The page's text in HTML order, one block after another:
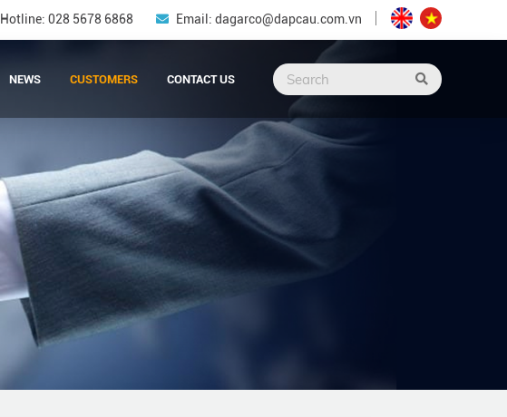
Hotline: 028 5678 6868 Email: dagarco@dapcau.com.vn
NEWS CUSTOMERS CONTACT US